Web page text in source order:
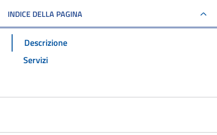
INDICE DELLA PAGINA
Descrizione
Servizi